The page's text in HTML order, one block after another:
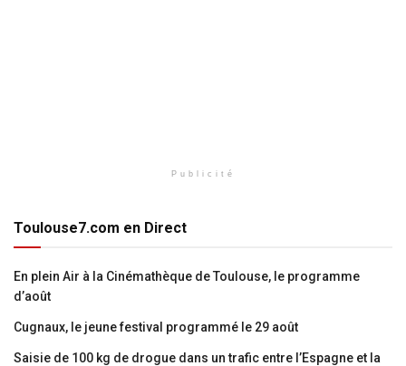
Publicité
Toulouse7.com en Direct
En plein Air à la Cinémathèque de Toulouse, le programme
d’août
Cugnaux, le jeune festival programmé le 29 août
Saisie de 100 kg de drogue dans un trafic entre l’Espagne et la